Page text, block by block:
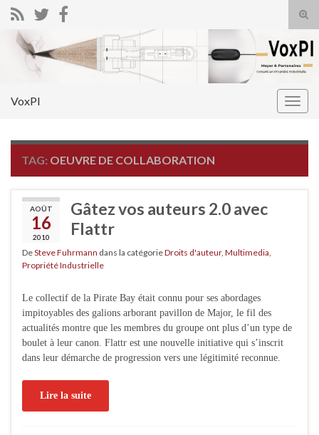
Search for:
VoxPI
TAG: OEUVRE DE COLLABORATION
AOÛT
16
2010
Gâtez vos auteurs 2.0 avec
Flattr
DeSteve Fuhrmann dans la catégorieDroits d'auteur, Multimedia
Propriété Industrielle
Le collectif de la Pirate Bay était connu pour ses abordages
impitoyables des galions arborant pavillon de Major, le fil des
actualités montre que les membres du groupe ont plus d’un type de
boulet à leur canon. Flattr est une nouvelle initiative qui s’inscrit
dans leur démarche de progression vers une légitimité reconnue.
Lire la suite